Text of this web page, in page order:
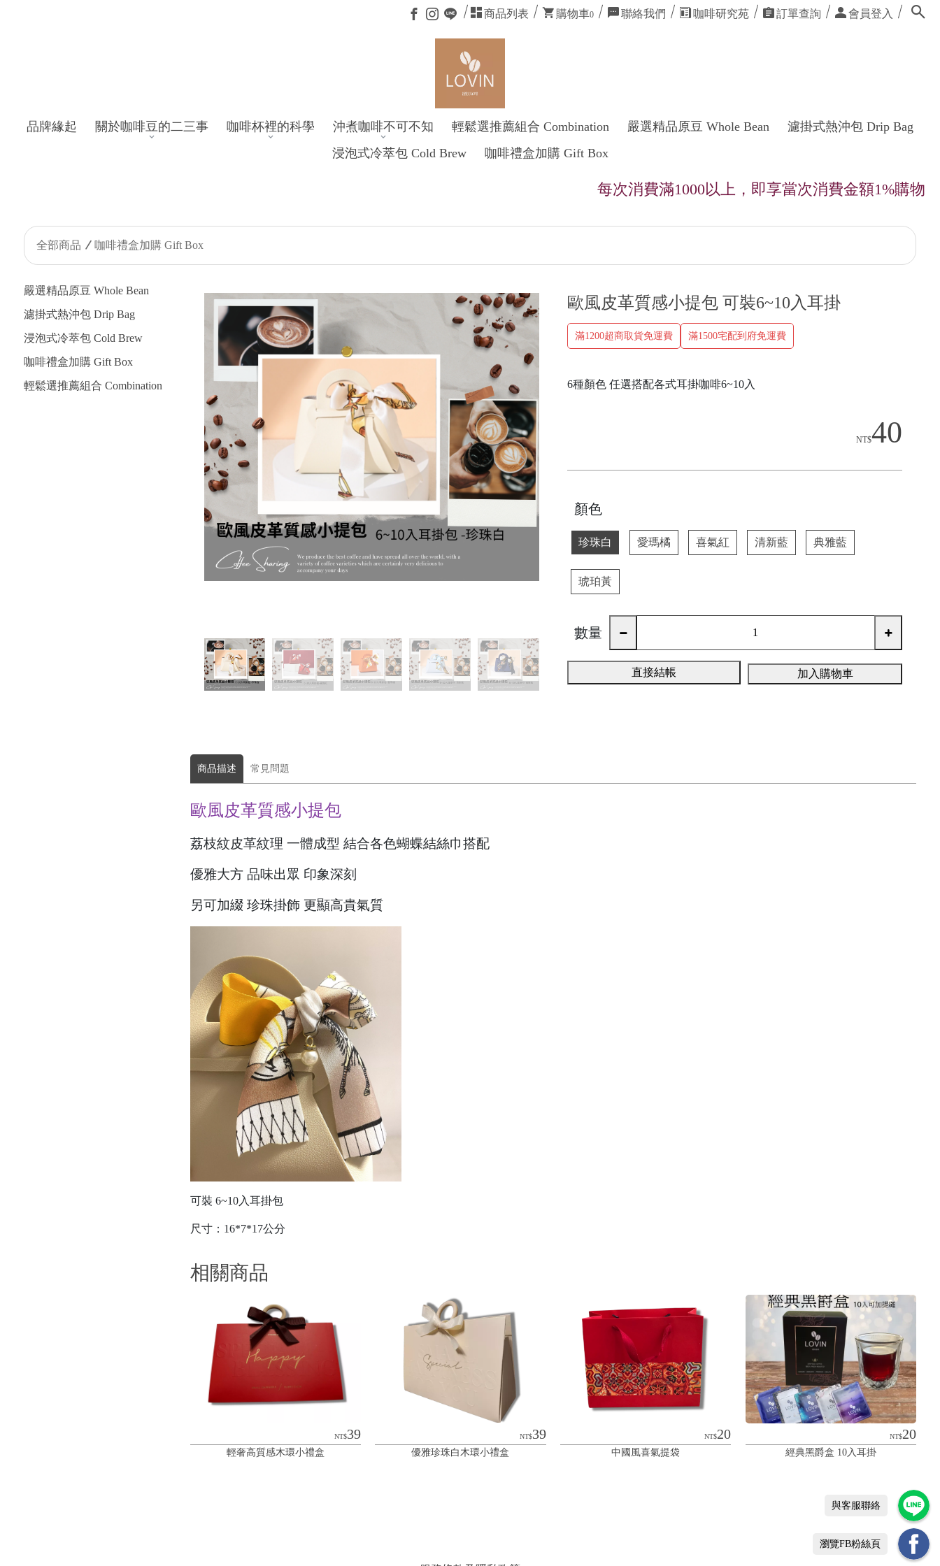
商品列表 購物車0 聯絡我們 咖啡研究苑 訂單查詢 會員登入
品牌緣起 關於咖啡豆的二三事 咖啡杯裡的科學 沖煮咖啡不可不知 輕鬆選推薦組合 Combination 嚴選精品原豆 Whole Bean
濾掛式熱沖包 Drip Bag
浸泡式冷萃包 Cold Brew
咖啡禮盒加購 Gift Box
每次消費滿1000以上，即享當次消費金額1%購物金回饋
全部商品 咖啡禮盒加購 Gift Box
嚴選精品原豆 Whole Bean
濾掛式熱沖包 Drip Bag
浸泡式冷萃包 Cold Brew
咖啡禮盒加購 Gift Box
輕鬆選推薦組合 Combination
歐風皮革質感小提包 可裝6~10入耳掛
滿1200超商取貨免運費 滿1500宅配到府免運費
6種顏色 任選搭配各式耳掛咖啡6~10入
NT$40
顏色
珍珠白 愛瑪橘 喜氣紅 清新藍 典雅藍
琥珀黃
數量
直接結帳 加入購物車
商品描述 常見問題
歐風皮革質感小提包
荔枝紋皮革紋理 一體成型 結合各色蝴蝶結絲巾搭配
優雅大方 品味出眾 印象深刻
另可加綴 珍珠掛飾 更顯高貴氣質
可裝 6~10入耳掛包
尺寸：16*7*17公分
相關商品
NT$39
輕奢高質感木環小禮盒
NT$39
優雅珍珠白木環小禮盒
NT$20
中國風喜氣提袋
NT$20
經典黑爵盒 10入耳掛
與客服聯絡
瀏覽FB粉絲頁